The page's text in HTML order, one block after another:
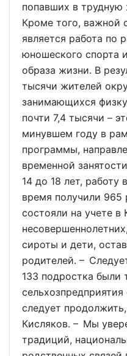
попавших в
Кроме того, важной
является работа по
юношеского спорта
образа жизни. В
тысячи жителей
занимающихся
почти 7,4 тысячи –
минувшем году в
программы,
временной
14 до 18 лет, работу
время получили 965
состояли на учете
сироты и дети,
родителей. –
133 подростка были
следует
Кисляков. – Мы
традиций,